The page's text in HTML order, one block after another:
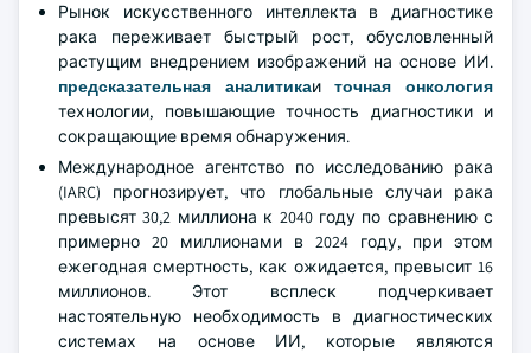
Рынок искусственного интеллекта в диагностике
рака переживает быстрый рост, обусловленный
растущим внедрением изображений на основе ИИ.
предсказательная аналитикаиточная онкология
технологии, повышающие точность диагностики и
сокращающие время обнаружения.
Международное агентство по исследованию рака
(IARC) прогнозирует, что глобальные случаи рака
превысят 30,2 миллиона к 2040 году по сравнению с
примерно 20 миллионами в 2024 году, при этом
ежегодная смертность, как ожидается, превысит 16
миллионов. Этот всплеск подчеркивает
настоятельную необходимость в диагностических
системах на основе ИИ, которые являются